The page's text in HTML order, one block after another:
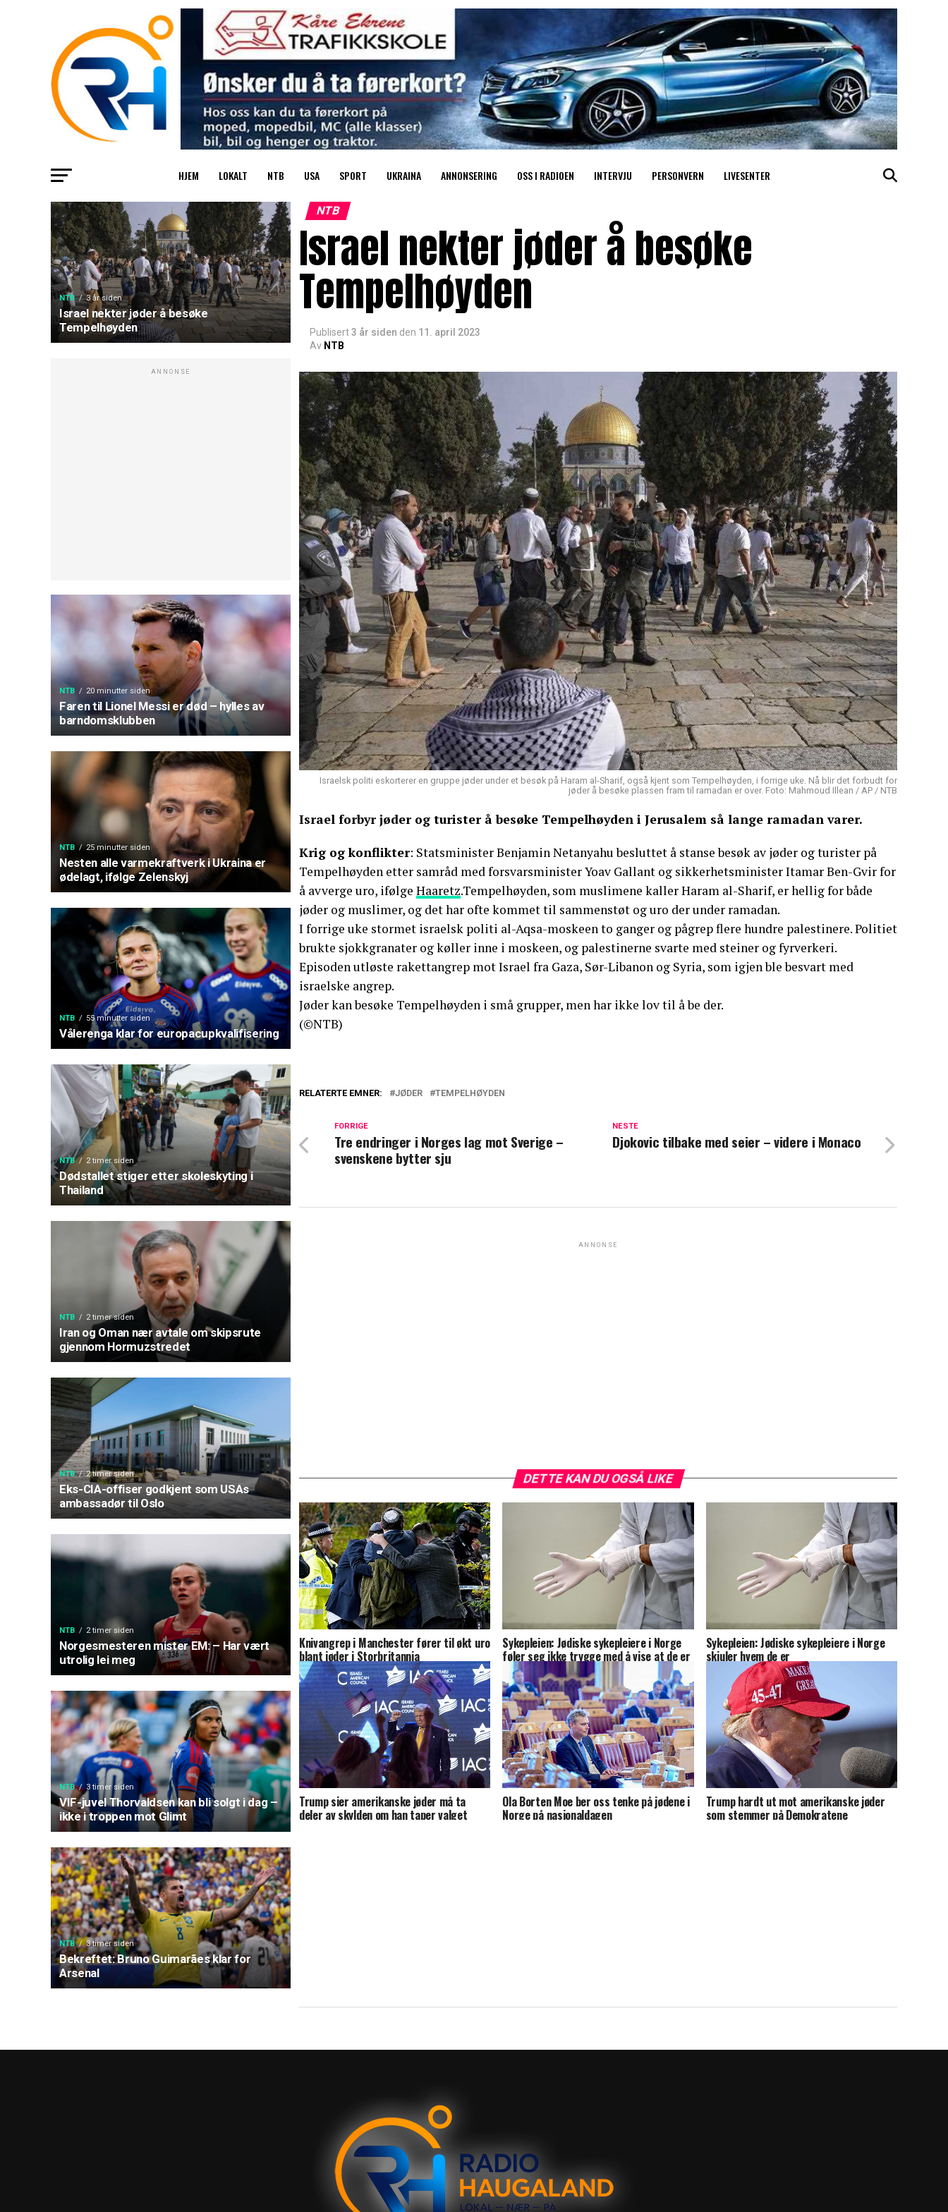
HJEM LOKALT NTB USA SPORT UKRAINA ANNONSERING OSS I RADIOEN INTERVJU PERSONVERN LIVESENTER
NTB 3 år siden
Israel nekter jøder å besøke
Tempelhøyden
ANNONSE
NTB 20 minutter siden
Faren til Lionel Messi er død – hylles av
barndomsklubben
NTB 25 minutter siden
Nesten alle varmekraftverk i Ukraina er
ødelagt, ifølge Zelenskyj
NTB 55 minutter siden
Vålerenga klar for europacupkvalifisering
NTB 2 timer siden
Dødstallet stiger etter skoleskyting i
Thailand
NTB 2 timer siden
Iran og Oman nær avtale om skipsrute
gjennom Hormuzstredet
NTB 2 timer siden
Eks-CIA-offiser godkjent som USAs
ambassadør til Oslo
NTB 2 timer siden
Norgesmesteren mister EM: – Har vært
utrolig lei meg
NTB 3 timer siden
VIF-juvel Thorvaldsen kan bli solgt i dag –
ikke i troppen mot Glimt
NTB 3 timer siden
Bekreftet: Bruno Guimarães klar for
Arsenal
NTB
Israel nekter jøder å besøke
Tempelhøyden
Publisert3 år siden den 11. april 2023
Av NTB
Israelsk politi eskorterer en gruppe jøder under et besøk på Haram al-Sharif, også kjent som Tempelhøyden, i forrige uke. Nå blir det forbudt for
jøder å besøke plassen fram til ramadan er over. Foto: Mahmoud Illean / AP / NTB
Israel forbyr jøder og turister å besøke Tempelhøyden i Jerusalem så lange ramadan varer.
Krig og konflikter: Statsminister Benjamin Netanyahu besluttet å stanse besøk av jøder og turister på
Tempelhøyden etter samråd med forsvarsminister Yoav Gallant og sikkerhetsminister Itamar Ben-Gvir for
å avverge uro, ifølge Haaretz.Tempelhøyden, som muslimene kaller Haram al-Sharif, er hellig for både
jøder og muslimer, og det har ofte kommet til sammenstøt og uro der under ramadan.
I forrige uke stormet israelsk politi al-Aqsa-moskeen to ganger og pågrep flere hundre palestinere. Politiet
brukte sjokkgranater og køller inne i moskeen, og palestinerne svarte med steiner og fyrverkeri.
Episoden utløste rakettangrep mot Israel fra Gaza, Sør-Libanon og Syria, som igjen ble besvart med
israelske angrep.
Jøder kan besøke Tempelhøyden i små grupper, men har ikke lov til å be der.
(©NTB)
RELATERTE EMNER: JØDER TEMPELHØYDEN
NESTE
Djokovic tilbake med seier – videre i Monaco
FORRIGE
Tre endringer i Norges lag mot Sverige –
svenskene bytter sju
ANNONSE
DETTE KAN DU OGSÅ LIKE
Knivangrep i Manchester fører til økt uro
blant jøder i Storbritannia
Sykepleien: Jødiske sykepleiere i Norge
føler seg ikke trygge med å vise at de er
jøder
Sykepleien: Jødiske sykepleiere i Norge
skjuler hvem de er
Trump sier amerikanske jøder må ta
deler av skylden om han taper valget
Ola Borten Moe ber oss tenke på jødene i
Norge på nasjonaldagen
Trump hardt ut mot amerikanske jøder
som stemmer på Demokratene